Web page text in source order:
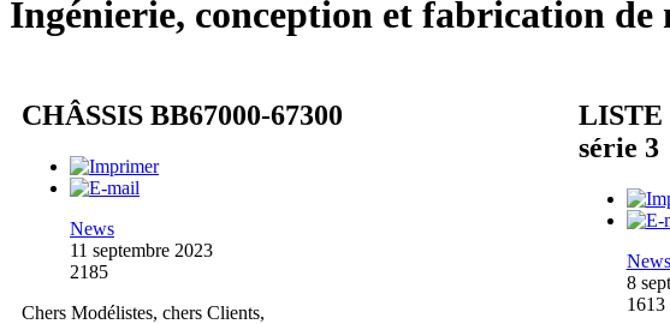
Ingénierie, conception et fabrication de
CHÂSSIS BB67000-67300
News
11 septembre 2023
2185
Chers Modélistes, chers Clients,
LISTE
série 3
News
8
1613